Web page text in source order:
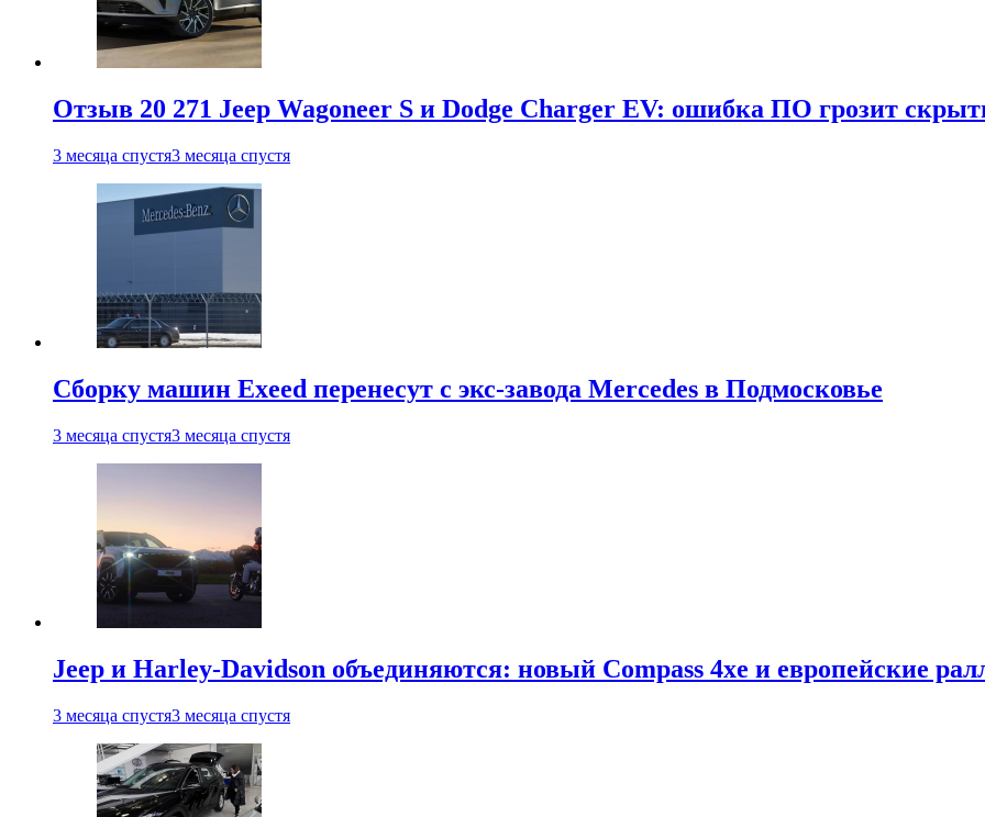
Отзыв 20 271 Jeep Wagoneer S и Dodge Charger EV: ошибка ПО грозит
3 месяца спустя3 месяца спустя
Сборку машин Exeed перенесут с экс-завода Mercedes в Подмосковье
3 месяца спустя3 месяца спустя
Jeep и Harley-Davidson объединяются: новый Compass 4xe и европейские
3 месяца спустя3 месяца спустя